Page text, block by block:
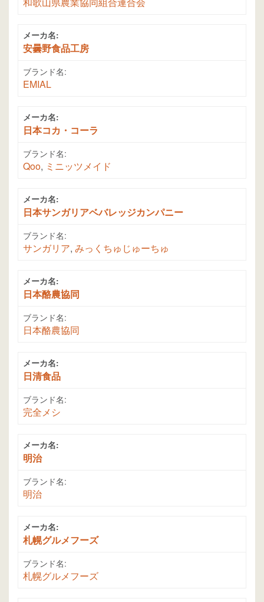
メーカ名:
安曇野食品工房
ブランド名:
EMIAL
メーカ名:
日本コカ・コーラ
ブランド名:
Qoo, ミニッツメイド
メーカ名:
日本サンガリアベバレッジカンパニー
ブランド名:
サンガリア, みっくちゅじゅーちゅ
メーカ名:
日本酪農協同
ブランド名:
日本酪農協同
メーカ名:
日清食品
ブランド名:
完全メシ
メーカ名:
明治
ブランド名:
明治
メーカ名:
札幌グルメフーズ
ブランド名:
札幌グルメフーズ